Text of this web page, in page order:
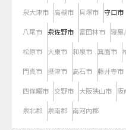
泉大津市 高槻市 貝塚市 守口市
八尾市 泉佐野市 富田林市 寝屋
松原市 大東市 和泉市 箕面市
門真市 摂津市 高石市 藤井寺市
四條畷市 交野市 大阪狭山市 阪
泉北郡 泉南郡 南河内郡